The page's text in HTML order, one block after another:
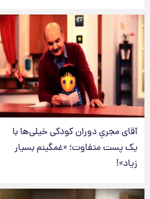
آقای مجریِ دوران کودکی خیلی‌ها با
یک پست متفاوت؛ «غمگینم بسیار
زیاد»!